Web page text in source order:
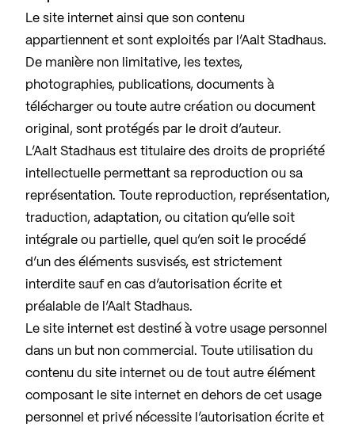
Le site internet ainsi que son contenu
appartiennent et sont exploités par l’Aalt Stadhaus.
De manière non limitative, les textes,
photographies, publications, documents à
télécharger ou toute autre création ou document
original, sont protégés par le droit d’auteur.
L’Aalt Stadhaus est titulaire des droits de propriété
intellectuelle permettant sa reproduction ou sa
représentation. Toute reproduction, représentation,
traduction, adaptation, ou citation qu’elle soit
intégrale ou partielle, quel qu’en soit le procédé
d’un des éléments susvisés, est strictement
interdite sauf en cas d’autorisation écrite et
préalable de l’Aalt Stadhaus.
Le site internet est destiné à votre usage personnel
dans un but non commercial. Toute utilisation du
contenu du site internet ou de tout autre élément
composant le site internet en dehors de cet usage
personnel et privé nécessite l’autorisation écrite et